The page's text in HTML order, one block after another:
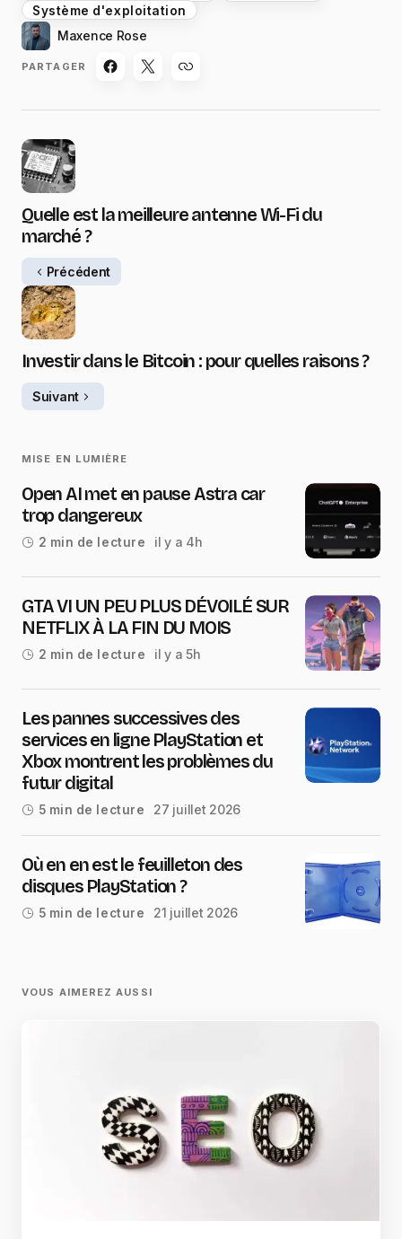
Système d'exploitation
Maxence Rose
PARTAGER
Quelle est la meilleure antenne Wi-Fi du
marché ?
Précédent
Investir dans le Bitcoin : pour quelles raisons ?
Suivant
MISE EN LUMIÈRE
Open AI met en pause Astra car
trop dangereux
2 min de lecture il y a 4h
GTA VI UN PEU PLUS DÉVOILÉ SUR
NETFLIX À LA FIN DU MOIS
2 min de lecture il y a 5h
Les pannes successives des
services en ligne PlayStation et
Xbox montrent les problèmes du
futur digital
5 min de lecture 27 juillet 2026
Où en en est le feuilleton des
disques PlayStation ?
5 min de lecture 21 juillet 2026
VOUS AIMEREZ AUSSI